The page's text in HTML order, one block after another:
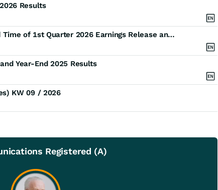
Results
Saga Communications, Inc. Announces Date and Time of 1st Quarter 2026 Earnings Release and Conference Call
Year-End 2025 Results
KW 09 / 2026
Registered (A)